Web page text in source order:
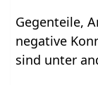
Gegenteile,
negative
sind unter